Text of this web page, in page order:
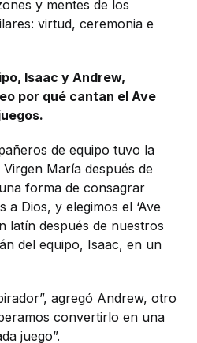
y mentes de los
virtud, ceremonia e
Isaac y Andrew,
por qué cantan el Ave
de equipo tuvo la
María después de
forma de consagrar
a Dios, y elegimos el ‘Ave
latín después de nuestros
del equipo, Isaac, en un
agregó Andrew, otro
convertirlo en una
juego”.